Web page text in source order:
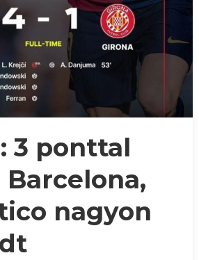
3 ponttal
Barcelona,
nagyon